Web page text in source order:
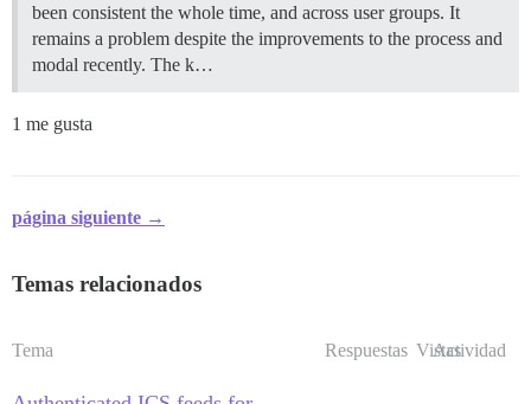
been consistent the whole time, and across user groups. It
remains a problem despite the improvements to the process and
modal recently. The k…
1 me gusta
página siguiente →
Temas relacionados
Tema Respuestas Vistas
Actividad